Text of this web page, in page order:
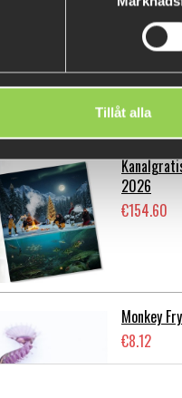
Tillåt alla
Flatnose
€12.68
2026
€154.60
Monkey
€8.12